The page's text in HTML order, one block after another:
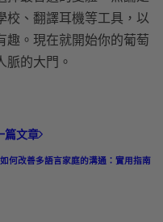
校、翻譯耳機等工具，以
趣。現在就開始你的葡萄
脈的大門。
篇文章
如何改善多語言家庭的溝通：實用指南